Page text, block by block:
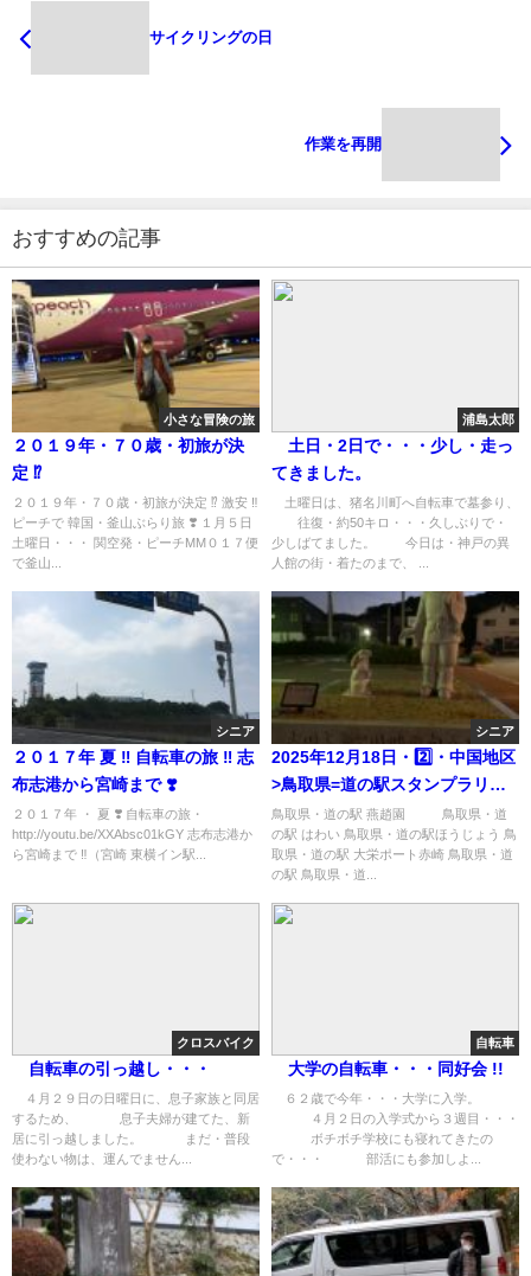
サイクリングの日
作業を再開
おすすめの記事
小さな冒険の旅
２０１９年・７０歳・初旅が決
定 ⁉️
２０１９年・７０歳・初旅が決定 ⁉️ 激安 ‼︎
ピーチで 韓国・釜山ぶらり旅 ❣️ １月５日
土曜日・・・ 関空発・ピーチMM０１７便
で釜山...
浦島太郎
土日・2日で・・・少し・走っ
てきました。
土曜日は、猪名川町へ自転車で墓参り、
往復・約50キロ・・・久しぶりで・
少しばてました。 今日は・神戸の異
人館の街・着たのまで、 ...
シニア
２０１７年 夏 ‼︎ 自転車の旅 ‼︎ 志
布志港から宮崎まで ❣️
２０１７年 ・ 夏 ❣️ 自転車の旅・
http://youtu.be/XXAbsc01kGY 志布志港か
ら宮崎まで ‼︎（宮崎 東横イン駅...
シニア
2025年12月18日・2️⃣・中国地区
>鳥取県=道の駅スタンプラリー
旅(15日目)
鳥取県・道の駅 燕趙園 鳥取県・道
の駅 はわい 鳥取県・道の駅ほうじょう 鳥
取県・道の駅 大栄ポート赤崎 鳥取県・道
の駅 鳥取県・道...
クロスバイク
自転車の引っ越し・・・
４月２９日の日曜日に、息子家族と同居
するため、 息子夫婦が建てた、新
居に引っ越しました。 まだ・普段
使わない物は、運んでません...
自転車
大学の自転車・・・同好会 !!
６２歳で今年・・・大学に入学。
４月２日の入学式から３週目・・・
ボチボチ学校にも寝れてきたの
で・・・ 部活にも参加しよ...